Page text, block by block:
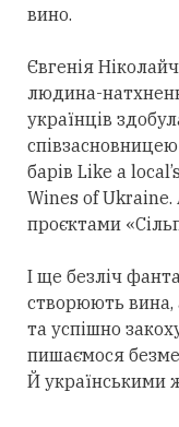
вино.
Євгенія
людина-
українців
барів Like a
Wines of
проєктами
І ще безліч
створюють вина,
та успішно
пишаємося
Й українськими